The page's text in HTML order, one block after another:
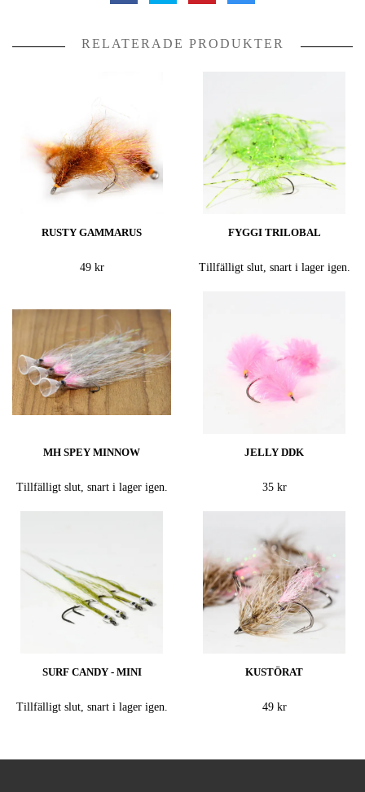
RELATERADE PRODUKTER
RUSTY GAMMARUS
49 kr
FYGGI TRILOBAL
Tillfälligt slut, snart i lager igen.
MH SPEY MINNOW
Tillfälligt slut, snart i lager igen.
JELLY DDK
35 kr
SURF CANDY - MINI
Tillfälligt slut, snart i lager igen.
KUSTÖRAT
49 kr